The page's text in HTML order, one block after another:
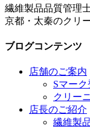
繊維製品品質管理
京都・太秦のクリ
ブログコンテンツ
店舗のご案内
Sマー
クリー
店長のご紹介
繊維製